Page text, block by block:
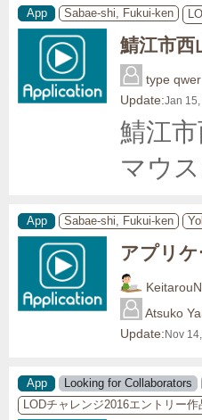
App Sabae-shi, Fukui-ken
鯖江市西
type qwer
Update:Jan
鯖江
マウ
App Sabae-shi, Fukui-ken
アプリ
Atsuko
Update: Nov
App Looking for Collaborators
LODチャレンジ2016エントリー